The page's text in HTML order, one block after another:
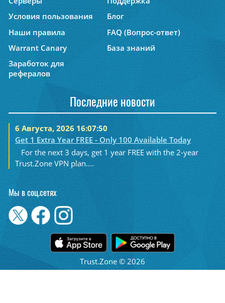
Условия пользования
Блог
Наши правила
FAQ (Вопрос-ответ)
Warrant Canary
База знаний
Заработок для
рефералов
Последние новости
6 Августа, 2026 16:07:50
Get 1 Extra Year FREE - Only 100 Available Today
For the next 3 days, get 1 year FREE with the 2-year
Trust.Zone VPN plan....
Мы в соц.сетях
Trust.Zone © 2026